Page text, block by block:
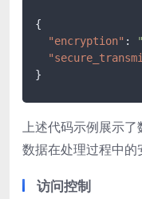
{
"encryption" :
}
上述代码示例展示
数据在处理过程中的
访问控制